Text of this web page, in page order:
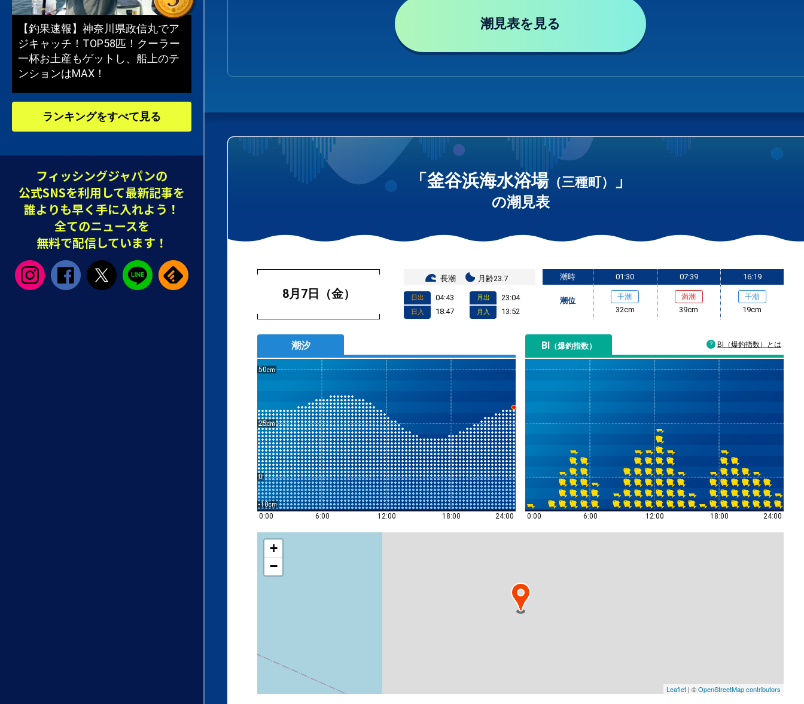
潮見表を見る
「釜谷浜海水浴場（三種町） 」
の潮見表
8月7日（金）
長潮 月齢23.7
日出 04:43
日入 18:47
月出 23:04
月入 13:52
潮時
潮位
01:30
干潮
32cm
07:39
満潮
39cm
16:19
干潮
19cm
潮汐
50
25
0
-10
0:00
6:00 12:00 18:00 24:00
BI （爆釣指数）
0:00 6:00 12:00 18:00 24:00
BI（爆釣指数）とは
+
−
Leaflet | ©OpenStreetMap contributors
【釣果速報】神奈川県政信丸でア
ジキャッチ！TOP58匹！クーラー
一杯お土産もゲットし、船上のテ
ンションはMAX！
ランキングをすべて見る
フィッシングジャパンの
公式SNSを利用して最新記事を
誰よりも早く手に入れよう！
全てのニュースを
無料で配信しています！